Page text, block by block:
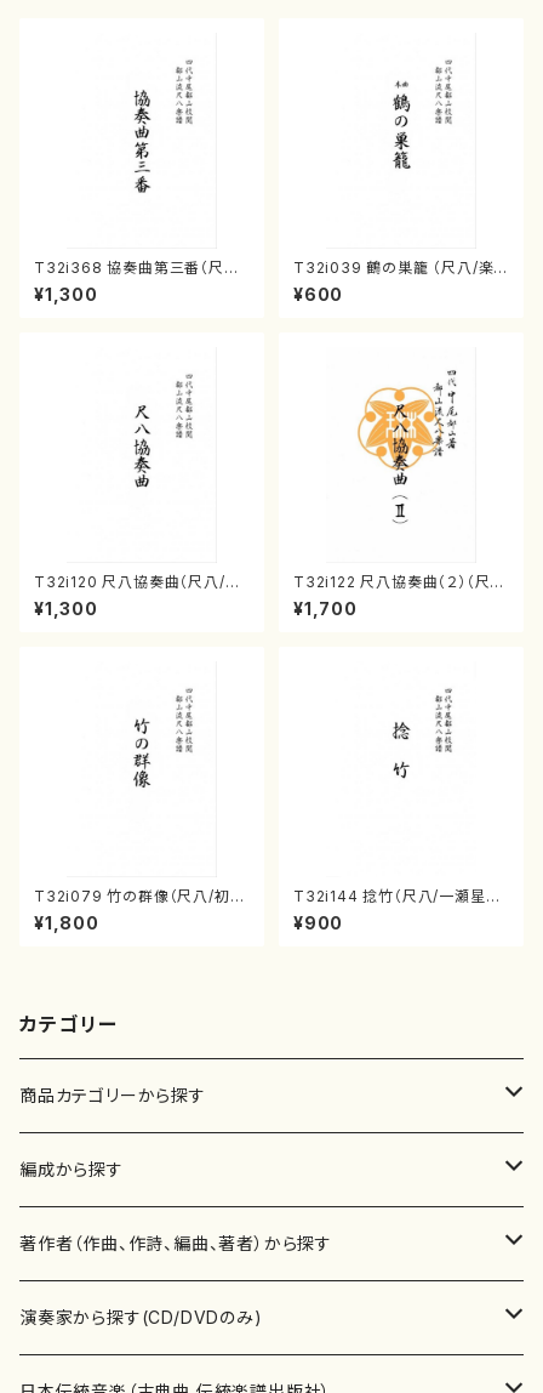
T32i368 協奏曲第三番（尺八/
唯是震一/楽譜）都山流公刊楽譜
曲番:2073
¥1,300
T32i039 鶴の巣籠 （尺八/楽
譜）都山no.38
¥600
T32i120 尺八協奏曲（尺八/二
代 山本邦山/尺八/都山式譜）都
山流公刊楽譜曲番:569
¥1,300
T32i122 尺八協奏曲（２）（尺
八/二代 山本邦山/尺八/都山式
譜）都山流公刊楽譜曲番:571
¥1,700
T32i079 竹の群像（尺八/初代
山本邦山/尺八/都山式譜）都山
流公刊楽譜曲番:528
¥1,800
T32i144 捻竹（尺八/一瀬星山/
尺八/都山式譜）都山流公刊楽譜
曲番:593
¥900
カテゴリー
商品カテゴリーから探す
楽譜
書籍
書籍
テキストブック
CD・DVD
編成から探す
邦楽器
箏・琴（ソロ）
箏・琴（合奏）
合唱
混声合唱
著作者（作曲、作詩、編曲、著者）から探す
あ行
青木省三(アオキ ショウゾウ)
演奏家から探す(CD/DVDのみ)